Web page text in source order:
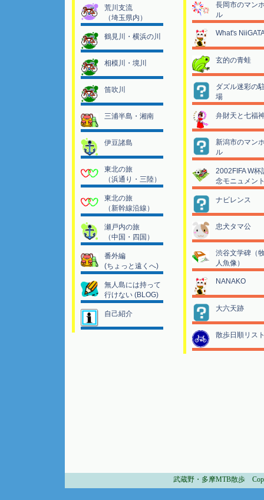
荒川支流
（埼玉県内）
鶴見川・横浜の川
相模川・境川
笛吹川
三浦半島・湘南
伊豆諸島
東北の旅
（浜通り・三陸）
東北の旅
（新幹線沿線）
瀬戸内の旅
（中国・四国）
番外編
(ちょっと遠くへ)
無人島には持って
行けない (BLOG)
自己紹介
長岡市のマン
ル
What's
玄的の青蛙
ダズル迷彩の
場
弁財天と七福
新潟市のマン
ル
2002FIFA W杯
念モニュメン
ナビレンス
忠犬タマ公
渋谷文学碑（
人魚像）
NANAKO
大六天跡
散歩日順リス
武蔵野・多摩MTB散歩